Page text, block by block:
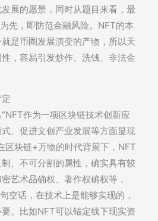
展的愿景，同时从题目来看，最
先，即防范金融风险。NFT的本
是币圈发展演变的产物，所以天
，容易引发炒作、洗钱、非法金
作为一项区块链技术创新应
、促进文创产业发展等方面显现
区块链+万物的时代背景下，NFT
、不可分割的属性，确实具有较
艺术品确权、著作权确权等，
空话，在技术上是能够实现的，
。比如NFT可以锚定线下现实资